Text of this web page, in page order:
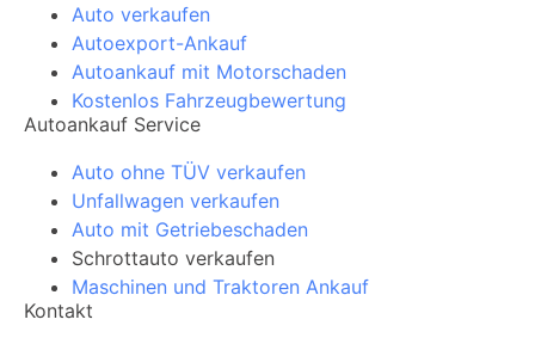
Auto verkaufen
Autoexport-Ankauf
Autoankauf mit Motorschaden
Kostenlos Fahrzeugbewertung
Autoankauf Service
Auto ohne TÜV verkaufen
Unfallwagen verkaufen
Auto mit Getriebeschaden
Schrottauto verkaufen
Maschinen und Traktoren Ankauf
Kontakt